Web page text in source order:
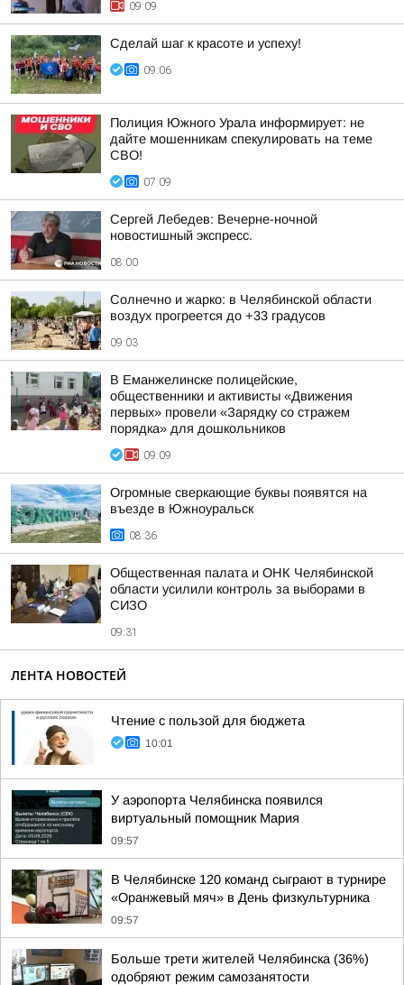
09:09
Сделай шаг к красоте и успеху!
09:06
Полиция Южного Урала информирует: не
дайте мошенникам спекулировать на теме
СВО!
07:09
Сергей Лебедев: Вечерне-ночной
новостишный экспресс.
08:00
Солнечно и жарко: в Челябинской области
воздух прогреется до +33 градусов
09:03
В Еманжелинске полицейские,
общественники и активисты «Движения
первых» провели «Зарядку со стражем
порядка» для дошкольников
09:09
Огромные сверкающие буквы появятся на
въезде в Южноуральск
08:36
Общественная палата и ОНК Челябинской
области усилили контроль за выборами в
СИЗО
09:31
ЛЕНТА НОВОСТЕЙ
Чтение с пользой для бюджета
10:01
У аэропорта Челябинска появился
виртуальный помощник Мария
09:57
В Челябинске 120 команд сыграют в турнире
«Оранжевый мяч» в День физкультурника
09:57
Больше трети жителей Челябинска (36%)
одобряют режим самозанятости